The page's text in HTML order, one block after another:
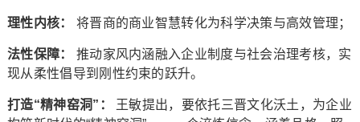
理性内核： 将晋商的商业智慧转化为科学决策与高效管理；
法性保障：
推动家风内涵融入企业制度与社会治理考核，实
现从柔性倡导到刚性约束的跃升。
打造“精神窑洞” ：
王敏提出，要依托三晋文化沃土，为企业